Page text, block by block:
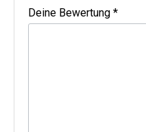
Deine Bewertung *